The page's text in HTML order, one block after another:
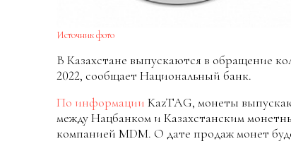
Источник фото
В Казахстане выпускаются в обращение
2022, сообщает Национальный банк.
По информации KazTAG, монеты
между Нацбанком и Казахстанским
компанией MDM. О дате продаж монет